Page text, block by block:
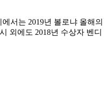
서는 2019년 볼로냐 올해의
외에도 2018년 수상자 벤디